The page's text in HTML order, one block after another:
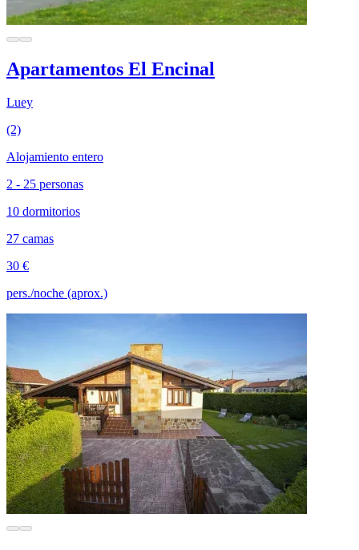
Apartamentos El Encinal
Luey
(2)
Alojamiento entero
2 - 25 personas
10 dormitorios
27 camas
30 €
pers./noche (aprox.)